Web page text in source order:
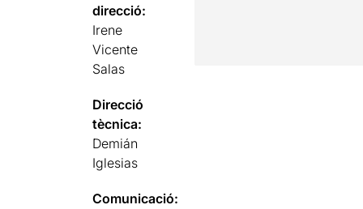
direcció:
Irene
Vicente
Salas
Direcció
tècnica:
Demián
Iglesias
Comunicació: